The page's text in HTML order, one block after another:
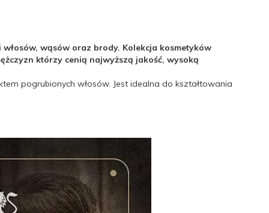
wąsów oraz brody. Kolekcja kosmetyków
którzy cenią najwyższą jakość, wysoką
pogrubionych włosów. Jest idealna do kształtowania